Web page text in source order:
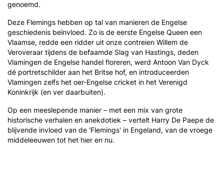
genoemd.
Deze Flemings hebben op tal van manieren de Engelse
geschiedenis beïnvloed. Zo is de eerste Engelse Queen een
Vlaamse, redde een ridder uit onze contreien Willem de
Veroveraar tijdens de befaamde Slag van Hastings, deden
Vlamingen de Engelse handel floreren, werd Antoon Van Dyck
dé portretschilder aan het Britse hof, en introduceerden
Vlamingen zelfs het oer-Engelse cricket in het Verenigd
Koninkrijk (en ver daarbuiten).
Op een meeslepende manier – met een mix van grote
historische verhalen en anekdotiek – vertelt Harry De Paepe de
blijvende invloed van de 'Flemings' in Engeland, van de vroege
middeleeuwen tot het hier en nu.